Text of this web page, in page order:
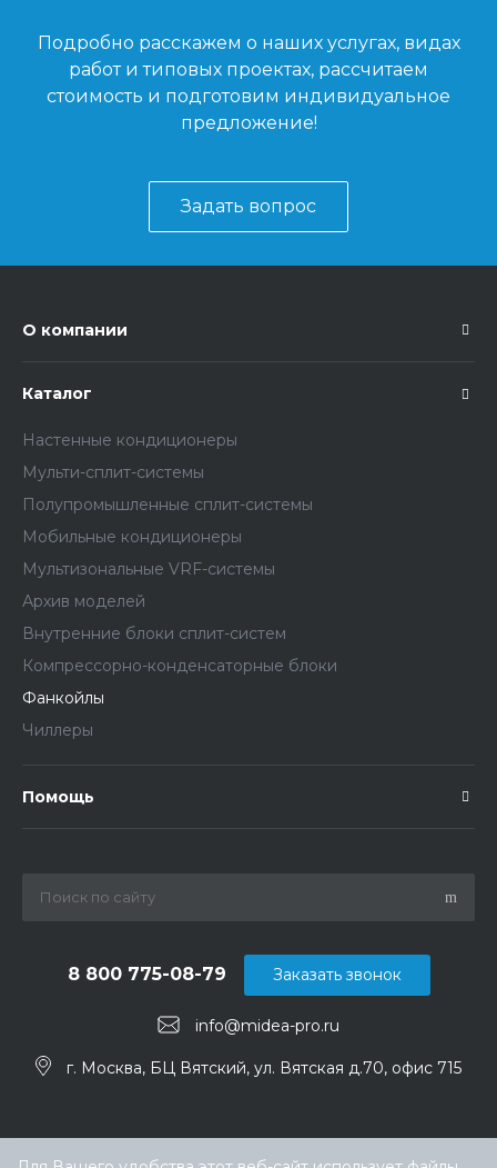
Подробно расскажем о наших услугах, видах
работ и типовых проектах, рассчитаем
стоимость и подготовим индивидуальное
предложение!
Задать вопрос
О компании
Каталог
Настенные кондиционеры
Мульти-сплит-системы
Полупромышленные сплит-системы
Мобильные кондиционеры
Мультизональные VRF-системы
Архив моделей
Внутренние блоки сплит-систем
Компрессорно-конденсаторные блоки
Фанкойлы
Чиллеры
Помощь
info@midea-pro.ru
8 800 775-08-79
г. Москва, БЦ Вятский, ул. Вятская д.70, офис 715
Заказать звонок